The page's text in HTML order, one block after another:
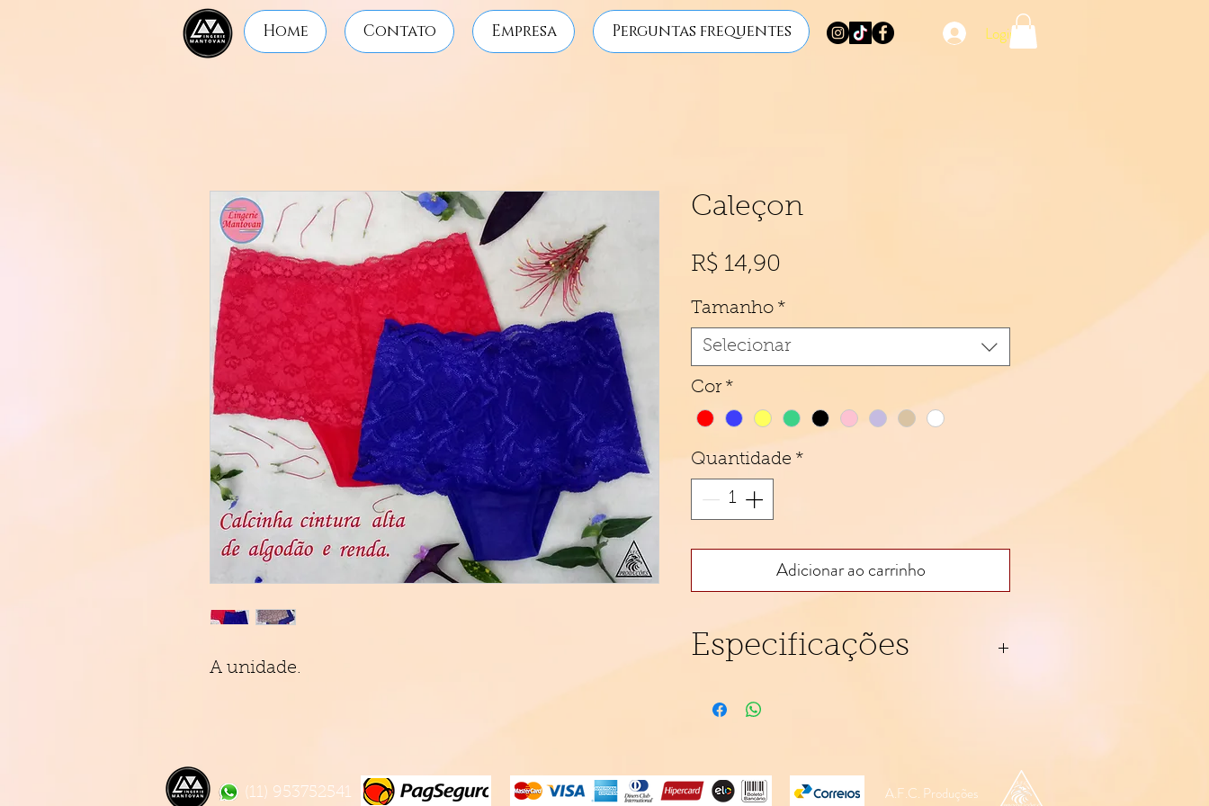
Home Contato Empresa Perguntas frequentes Login
A unidade.
Caleçon
R$ 14,90
Tamanho *
Selecionar
Cor *
Quantidade *
Adicionar ao carrinho
Especificações
(11) 953752541 A.F.C. Produções